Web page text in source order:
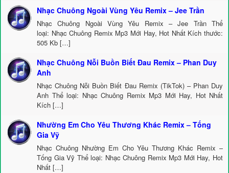
Nhạc Chuông Ngoài Vùng Yêu Remix – Jee Trần
Nhạc Chuông Ngoài Vùng Yêu Remix – Jee Trần Thể
loại: Nhạc Chuông Remix Mp3 Mới Hay, Hot Nhất Kích thước:
505 Kb […]
Nhạc Chuông Nỗi Buồn Biết Đau Remix – Phan Duy
Anh
Nhạc Chuông Nỗi Buồn Biết Đau Remix (TikTok) – Phan Duy
Anh Thể loại: Nhạc Chuông Remix Mp3 Mới Hay, Hot Nhất
Kích […]
Nhường Em Cho Yêu Thương Khác Remix – Tống
Gia Vỹ
Nhạc Chuông Nhường Em Cho Yêu Thương Khác Remix –
Tống Gia Vỹ Thể loại: Nhạc Chuông Remix Mp3 Mới Hay, Hot
Nhất […]